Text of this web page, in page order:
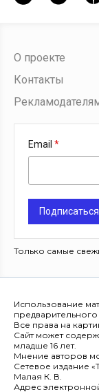
О проекте
Контакты
Email
Подписаться
Только самые
Использование
Все права на
Сайт может
младше 16 лет.
Мнение авторов
Сетевое издание
Малая К. В.
Адрес